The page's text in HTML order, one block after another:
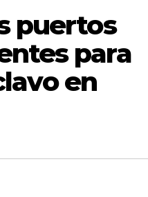
puertos
para
en